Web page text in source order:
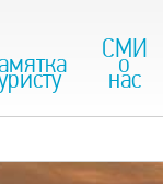
СМИ
о
нас